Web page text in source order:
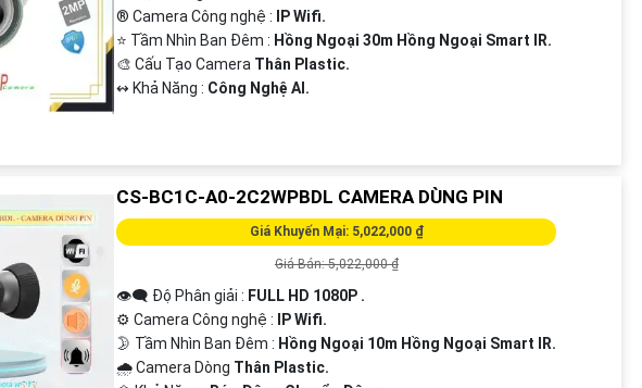
®️ Camera Công nghệ :
IP Wifi.
⭐ Tầm Nhìn Ban Đêm : Hồng Ngoại 30m Hồng Ngoại Smart IR.
🎨 Cấu Tạo Camera Thân Plastic.
️↭ Khả Năng : Công Nghệ AI.
CS-BC1C-A0-2C2WPBDL CAMERA DÙNG PIN
Giá Khuyến Mại: 5,022,000 ₫
Giá Bán: 5,022,000 ₫
👁️‍🗨 Độ Phân giải : FULL HD 1080P .
⚙ Camera Công nghệ :
IP Wifi.
🌛 Tầm Nhìn Ban Đêm : Hồng Ngoại 10m Hồng Ngoại Smart IR.
🌧️ Camera Dòng Thân Plastic.